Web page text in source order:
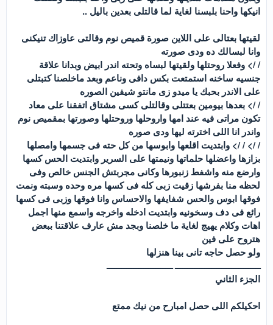
انيكها واحنا بلبسنا لغاية لما قالتلى بعدين باليل ..
لقيتها بعتالى على اللاين صورة قميص نوم وقالتى عاوزاك تنيكنى
وانا لبسالك ده ودى صورته
/ /> وفعلا روحتلها ولقيتها لبساه وتحته اندر ابيض وبدانا علاقة
جنسيه ساخنه استمتعت بكس دافى وناعم وبعد ماخلصنا كتبتلى
على الاندر بحبك يا ميدو زى مانتو شيفين الصوره
/ /> بعدها بيومين بعتتلى وقالتلى كسى مشتاق اتفقنا على معاد
تكون مراتى فيه عند امها واروحلها وروحتلها وصورتها بمقميص نوم
واندر انا اللى اخترته ليها ودى صوره
/ /> / /> وابتديت اقلعها وابوسها من كل حته فى جسمها وامصلها
بزازها واعضلها حلماتها ونيمتها على السرير وابتديت الحس كسها
وارضع منه واشفط زنبورها وكانى مجربتش الجنس خالص وفى
لحظه منا بفرشها زقيت زبى كله فى كسها مره وحده وسبته ونمت
فوقها ابوس والحس شفايفها والاحساس وانا فوقها وزبى فى كسها
رائع فى دف وسخونيه وابتديت ادخله واخرجه واسمع منها اجمل
اهات وكلام يهيج لغاية ما خلصنا وبجد مش عارف علاقتنا ببعض
هتروح على فين
ولو حصل حاجه تانى بينا هنزلها
ـــــــــــــــــــــــــــــــــــ ـــــــــــــــــــــــــــ
الجزء الثاني
احكيلكم اللى حصل امبارح من نيك ممتع